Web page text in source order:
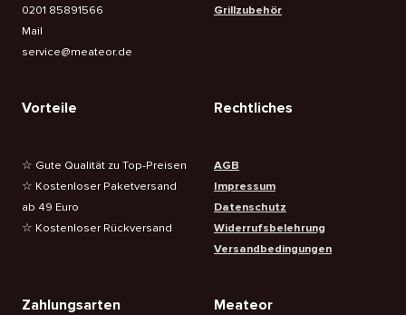
0201 85891566
Mail
service@meateor.de
Grillzubehör
Vorteile
☆ Gute Qualität zu Top-Preisen
☆ Kostenloser Paketversand
ab 49 Euro
☆ Kostenloser Rückversand
Rechtliches
AGB
Impressum
Datenschutz
Widerrufsbelehrung
Versandbedingungen
Zahlungsarten Meateor